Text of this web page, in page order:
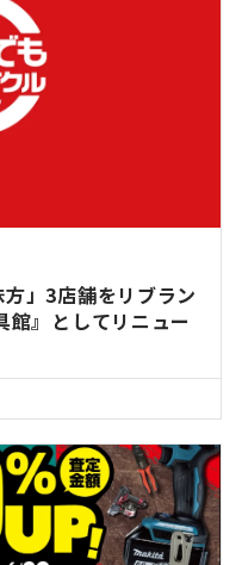
」3店舗をリブラン
館』としてリニュー